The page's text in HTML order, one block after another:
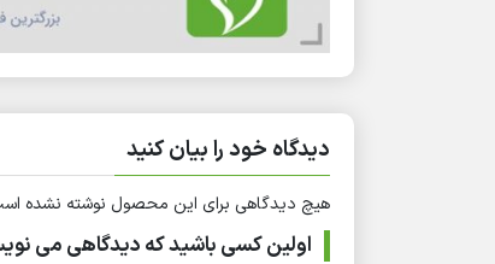
دیدگاه خود را بیان کنید
هیچ دیدگاهی برای این محصول نوشته نشده
اولین کسی باشید که دیدگاهی می